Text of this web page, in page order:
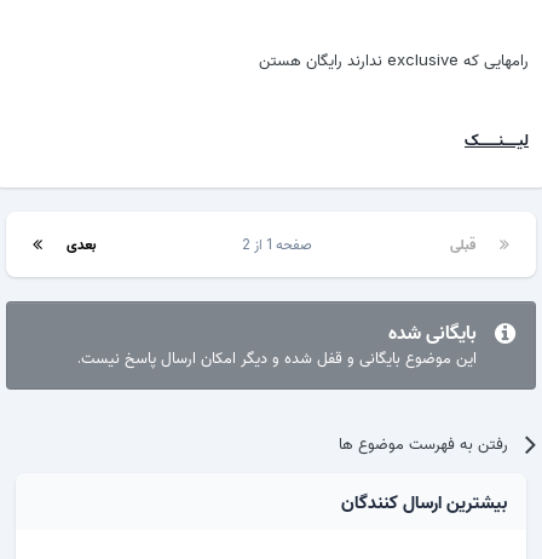
رامهایی که exclusive ندارند رایگان هستن
لیــــــنــــــــک
قبلی بعدی صفحه 1 از 2
بایگانی شده
این موضوع بایگانی و قفل شده و دیگر امکان ارسال پاسخ نیست.
رفتن به فهرست موضوع ها
بیشترین ارسال کنندگان